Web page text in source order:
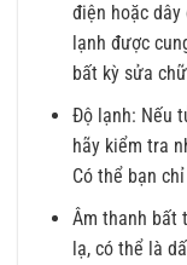
điện hoặc dây
lạnh được
bất kỳ sửa
Độ lạnh: Nếu
hãy kiểm tra
Có thể bạn
Âm thanh bất
lạ, có thể là